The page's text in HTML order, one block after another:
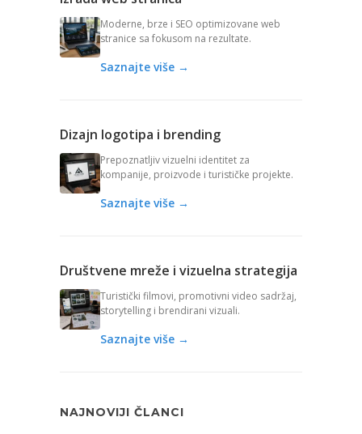
Moderne, brze i SEO optimizovane web
stranice sa fokusom na rezultate.
Saznajte više →
Dizajn logotipa i brending
Prepoznatljiv vizuelni identitet za
kompanije, proizvode i turističke projekte.
Saznajte više →
Društvene mreže i vizuelna strategija
Turistički filmovi, promotivni video sadržaj,
storytelling i brendirani vizuali.
Saznajte više →
NAJNOVIJI ČLANCI